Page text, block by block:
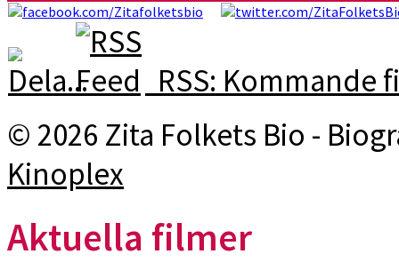
RSS: Kommande
© 2026 Zita Folkets Bio -
Kinoplex
Aktuella filmer